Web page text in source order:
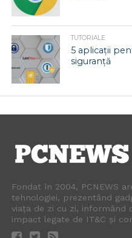
TUTORIALE
5 aplicații
siguranță
Fondat în 2004, PCNEWS
tehnologiei, prezentând
viața de zi cu zi, informând
impact legate de IT&C și